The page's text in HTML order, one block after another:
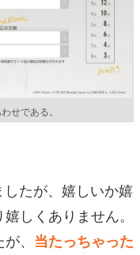
せである。
たが、嬉しいか嬉
しくありません。
、 当たっちゃった